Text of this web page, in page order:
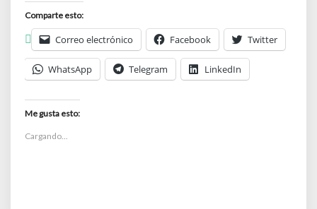
Comparte esto:
Correo electrónico Facebook Twitter
WhatsApp Telegram LinkedIn
Me gusta esto:
Cargando...